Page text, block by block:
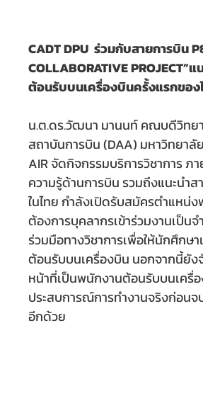
CADT DPU  ร่วมกับสายการบิน
COLLABORATIVE
ต้อนรับบนเครื่องบินครั้งแรกของ
น.ต.ดร.วัฒนา มานนท์ คณบดีวิทย
สถาบันการบิน (DAA) มหาวิทยาลั
AIR จัดกิจกรรมบริการวิชาการ ภา
ความรู้ด้านการบิน รวมถึงแนะนำ
ในไทย กำลังเปิดรับสมัครตำแหน่
ต้องการบุคลากรเข้าร่วมงานเป็น
ร่วมมือทางวิชาการเพื่อให้นักศึกษ
ต้อนรับบนเครื่องบิน นอกจากนี้ยัง
หน้าที่เป็นพนักงานต้อนรับบนเครื่
ประสบการณ์การทำงานจริงก่อนจ
อีกด้วย